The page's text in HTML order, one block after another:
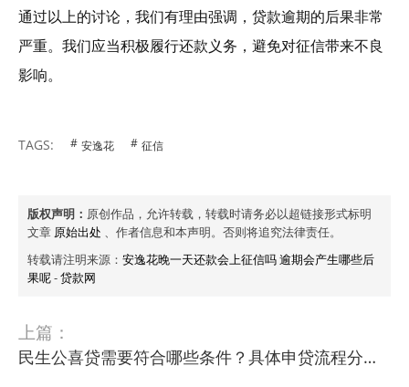
通过以上的讨论，我们有理由强调，贷款逾期的后果非常
严重。我们应当积极履行还款义务，避免对征信带来不良
影响。
TAGS: 安逸花 征信
版权声明： 原创作品，允许转载，转载时请务必以超链接形式标明
文章 原始出处 、作者信息和本声明。否则将追究法律责任。
转载请注明来源： 安逸花晚一天还款会上征信吗 逾期会产生哪些后
果呢-贷款网
上篇：
民生公喜贷需要符合哪些条件？具体申贷流程分享！